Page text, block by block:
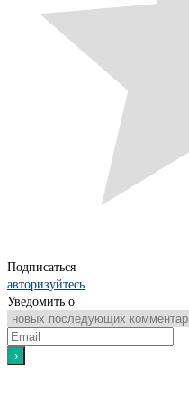
Подписаться
авторизуйтесь
Уведомить о